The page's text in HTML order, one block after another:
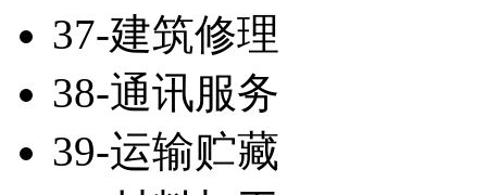
37-建筑修理
38-通讯服务
39-运输贮藏